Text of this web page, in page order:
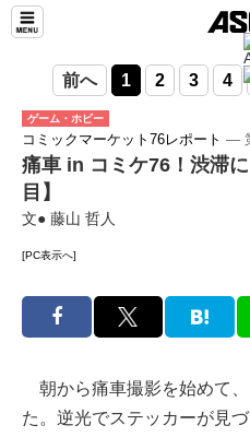
前へ 1 2 3 4
ゲーム・ホビー
コミックマーケット76レポート ―
痛車 in コミケ76！渋滞
目】
文● 藤山 哲人
[PC表示へ]
朝から痛車撮影を始めて
た。逆光でステッカーが見